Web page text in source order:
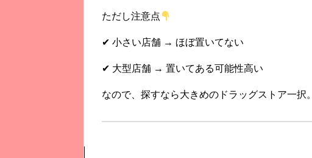
ただし注意点
✔ 小さい店舗 → ほぼ置いてない
✔ 大型店舗 → 置いてある可能性高い
なので、探すなら大きめのドラッグストア一択。